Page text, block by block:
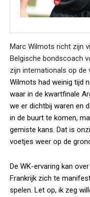
Marc Wilmots richt zijn
Belgische bondscoach
zijn internationals op de
Wilmots had weinig tijd
waar in de kwartfinale
we er dichtbij waren en
in de buurt te komen,
gemiste kans. Dat is
voetjes weer op de
De WK-ervaring kan
Frankrijk zich te
spelen. Let op, ik zeg